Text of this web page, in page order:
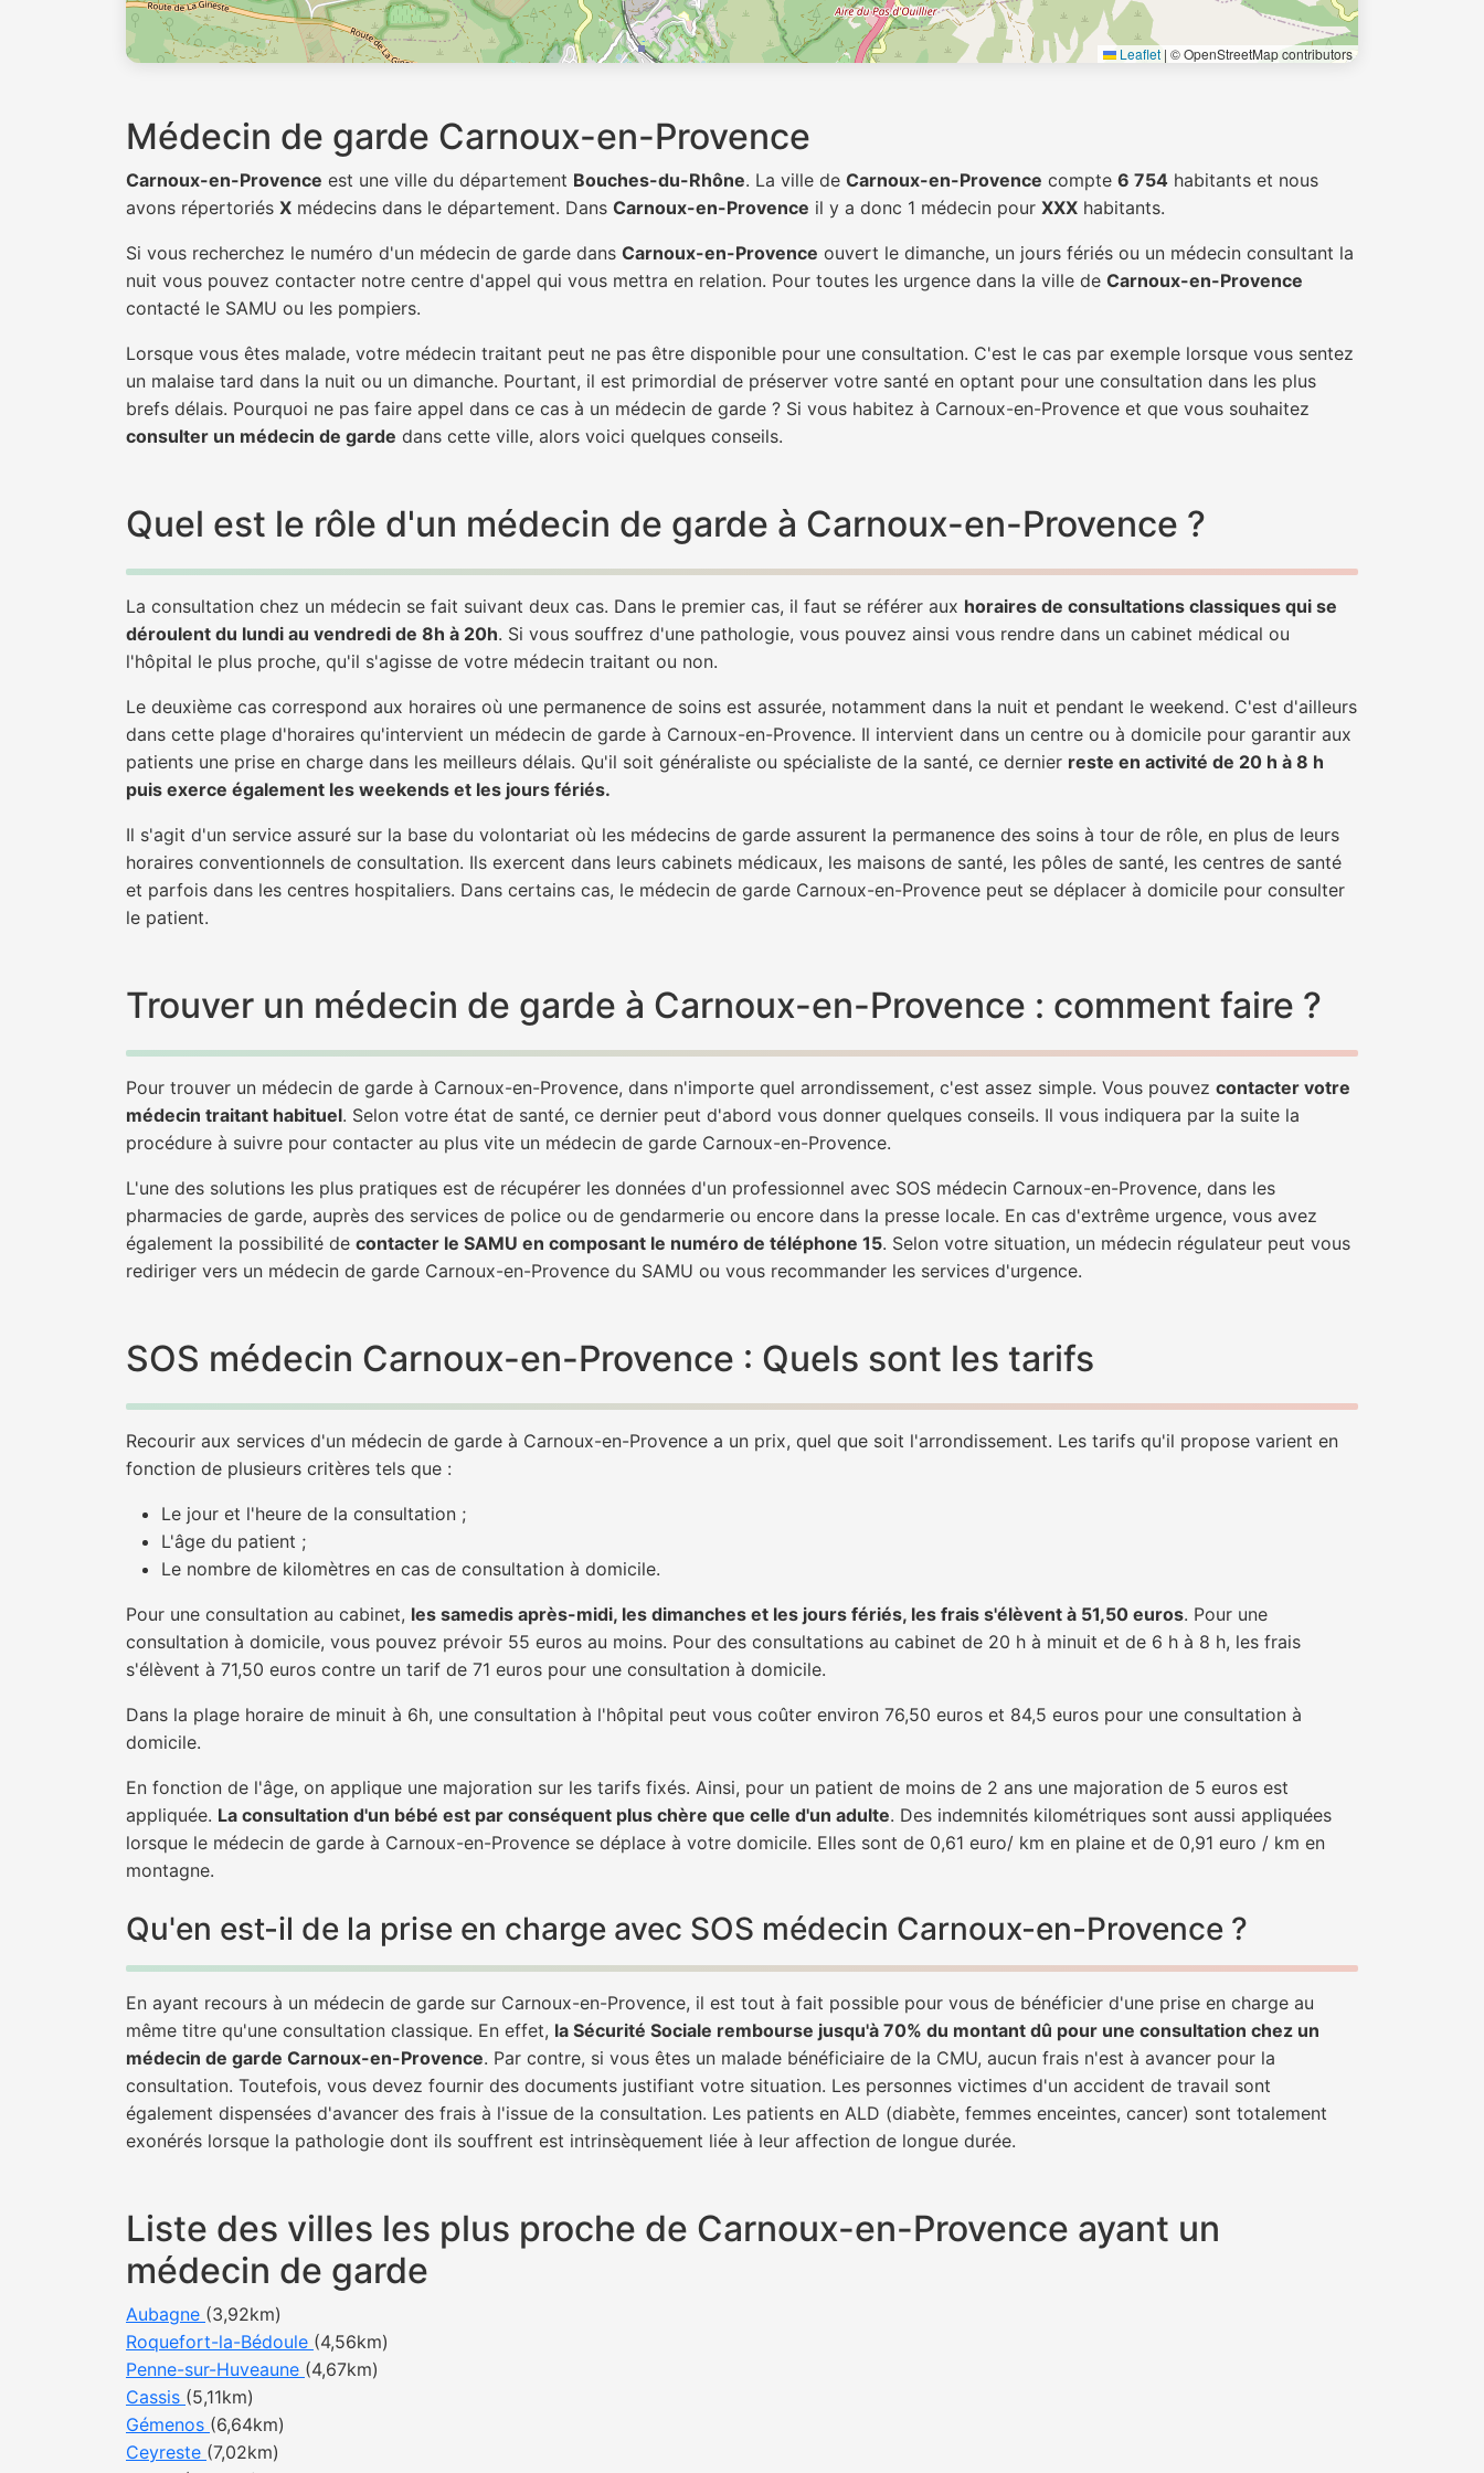
Leaflet | © OpenStreetMap contributors
Médecin de garde Carnoux-en-Provence
Carnoux-en-Provence est une ville du département Bouches-du-Rhône. La ville de Carnoux-en-Provence compte 6 754 habitants et nous
avons répertoriés X médecins dans le département. Dans Carnoux-en-Provence il y a donc 1 médecin pour XXX habitants.
Si vous recherchez le numéro d'un médecin de garde dans Carnoux-en-Provence ouvert le dimanche, un jours fériés ou un médecin consultant la
nuit vous pouvez contacter notre centre d'appel qui vous mettra en relation. Pour toutes les urgence dans la ville de Carnoux-en-Provence
contacté le SAMU ou les pompiers.
Lorsque vous êtes malade, votre médecin traitant peut ne pas être disponible pour une consultation. C'est le cas par exemple lorsque vous sentez
un malaise tard dans la nuit ou un dimanche. Pourtant, il est primordial de préserver votre santé en optant pour une consultation dans les plus
brefs délais. Pourquoi ne pas faire appel dans ce cas à un médecin de garde ? Si vous habitez à Carnoux-en-Provence et que vous souhaitez
consulter un médecin de garde dans cette ville, alors voici quelques conseils.
Quel est le rôle d'un médecin de garde à Carnoux-en-Provence ?
La consultation chez un médecin se fait suivant deux cas. Dans le premier cas, il faut se référer aux horaires de consultations classiques qui se
déroulent du lundi au vendredi de 8h à 20h. Si vous souffrez d'une pathologie, vous pouvez ainsi vous rendre dans un cabinet médical ou
l'hôpital le plus proche, qu'il s'agisse de votre médecin traitant ou non.
Le deuxième cas correspond aux horaires où une permanence de soins est assurée, notamment dans la nuit et pendant le weekend. C'est d'ailleurs
dans cette plage d'horaires qu'intervient un médecin de garde à Carnoux-en-Provence. Il intervient dans un centre ou à domicile pour garantir aux
patients une prise en charge dans les meilleurs délais. Qu'il soit généraliste ou spécialiste de la santé, ce dernier reste en activité de 20 h à 8 h
puis exerce également les weekends et les jours fériés.
Il s'agit d'un service assuré sur la base du volontariat où les médecins de garde assurent la permanence des soins à tour de rôle, en plus de leurs
horaires conventionnels de consultation. Ils exercent dans leurs cabinets médicaux, les maisons de santé, les pôles de santé, les centres de santé
et parfois dans les centres hospitaliers. Dans certains cas, le médecin de garde Carnoux-en-Provence peut se déplacer à domicile pour consulter
le patient.
Trouver un médecin de garde à Carnoux-en-Provence : comment faire ?
Pour trouver un médecin de garde à Carnoux-en-Provence, dans n'importe quel arrondissement, c'est assez simple. Vous pouvez contacter votre
médecin traitant habituel. Selon votre état de santé, ce dernier peut d'abord vous donner quelques conseils. Il vous indiquera par la suite la
procédure à suivre pour contacter au plus vite un médecin de garde Carnoux-en-Provence.
L'une des solutions les plus pratiques est de récupérer les données d'un professionnel avec SOS médecin Carnoux-en-Provence, dans les
pharmacies de garde, auprès des services de police ou de gendarmerie ou encore dans la presse locale. En cas d'extrême urgence, vous avez
également la possibilité de contacter le SAMU en composant le numéro de téléphone 15. Selon votre situation, un médecin régulateur peut vous
rediriger vers un médecin de garde Carnoux-en-Provence du SAMU ou vous recommander les services d'urgence.
SOS médecin Carnoux-en-Provence : Quels sont les tarifs
Recourir aux services d'un médecin de garde à Carnoux-en-Provence a un prix, quel que soit l'arrondissement. Les tarifs qu'il propose varient en
fonction de plusieurs critères tels que :
Le jour et l'heure de la consultation ;
L'âge du patient ;
Le nombre de kilomètres en cas de consultation à domicile.
Pour une consultation au cabinet, les samedis après-midi, les dimanches et les jours fériés, les frais s'élèvent à 51,50 euros. Pour une
consultation à domicile, vous pouvez prévoir 55 euros au moins. Pour des consultations au cabinet de 20 h à minuit et de 6 h à 8 h, les frais
s'élèvent à 71,50 euros contre un tarif de 71 euros pour une consultation à domicile.
Dans la plage horaire de minuit à 6h, une consultation à l'hôpital peut vous coûter environ 76,50 euros et 84,5 euros pour une consultation à
domicile.
En fonction de l'âge, on applique une majoration sur les tarifs fixés. Ainsi, pour un patient de moins de 2 ans une majoration de 5 euros est
appliquée. La consultation d'un bébé est par conséquent plus chère que celle d'un adulte. Des indemnités kilométriques sont aussi appliquées
lorsque le médecin de garde à Carnoux-en-Provence se déplace à votre domicile. Elles sont de 0,61 euro/ km en plaine et de 0,91 euro / km en
montagne.
Qu'en est-il de la prise en charge avec SOS médecin Carnoux-en-Provence ?
En ayant recours à un médecin de garde sur Carnoux-en-Provence, il est tout à fait possible pour vous de bénéficier d'une prise en charge au
même titre qu'une consultation classique. En effet, la Sécurité Sociale rembourse jusqu'à 70% du montant dû pour une consultation chez un
médecin de garde Carnoux-en-Provence. Par contre, si vous êtes un malade bénéficiaire de la CMU, aucun frais n'est à avancer pour la
consultation. Toutefois, vous devez fournir des documents justifiant votre situation. Les personnes victimes d'un accident de travail sont
également dispensées d'avancer des frais à l'issue de la consultation. Les patients en ALD (diabète, femmes enceintes, cancer) sont totalement
exonérés lorsque la pathologie dont ils souffrent est intrinsèquement liée à leur affection de longue durée.
Liste des villes les plus proche de Carnoux-en-Provence ayant un
médecin de garde
Aubagne (3,92km)
Roquefort-la-Bédoule (4,56km)
Penne-sur-Huveaune (4,67km)
Cassis (5,11km)
Gémenos (6,64km)
Ceyreste (7,02km)